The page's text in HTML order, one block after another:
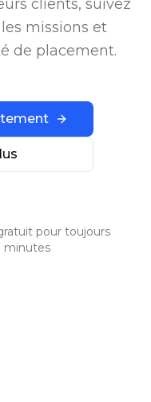
clients, suivez
missions et
de placement.
pour toujours
minutes